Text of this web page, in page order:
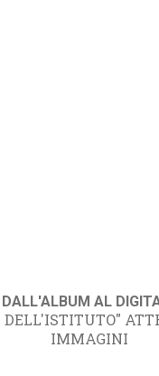
DALL'ALBUM AL
IMMAGINI